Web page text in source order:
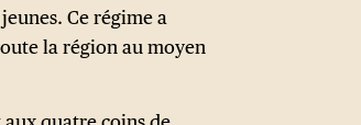
Ce régime a
la région au moyen